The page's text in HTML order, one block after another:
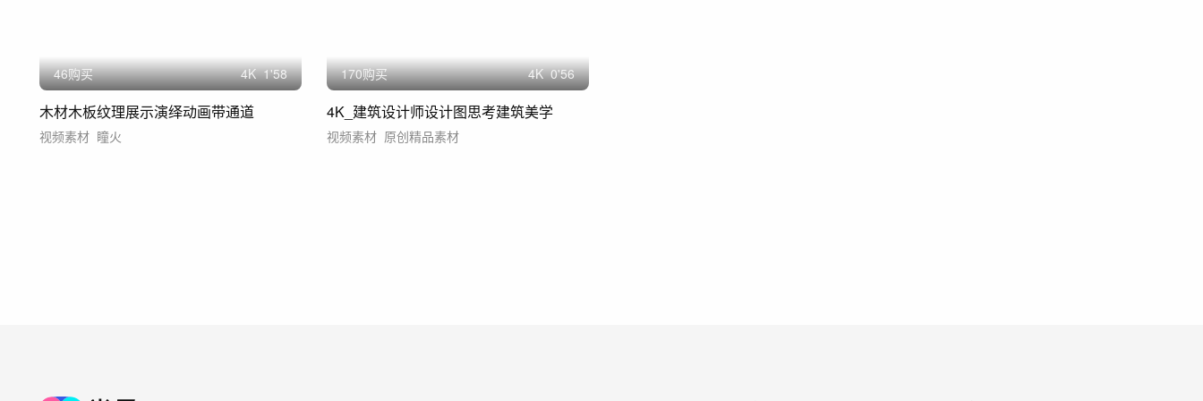
46购买 4K 1'58
木材木板纹理展示演绎动画带通道
视频素材 瞳火
170购买 4K 0'56
4K_建筑设计师设计图思考建筑美学
视频素材 原创精品素材